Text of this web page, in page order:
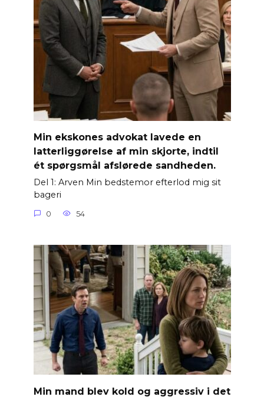
Min ekskones advokat lavede en
latterliggørelse af min skjorte, indtil
ét spørgsmål afslørede sandheden.
Del 1: Arven Min bedstemor efterlod mig sit
bageri
0 54
Min mand blev kold og aggressiv i det